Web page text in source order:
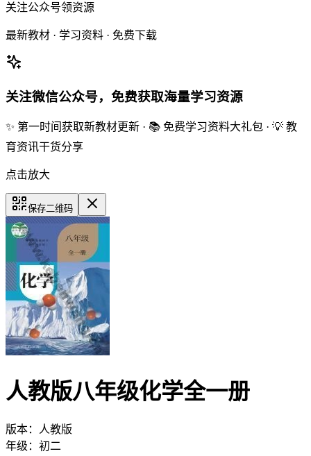
关注公众号领资源
最新教材 · 学习资料 · 免费下载
关注微信公众号，免费获取海量学习资源
✨ 第一时间获取新教材更新 · 📚 免费学习资料大礼包 · 💡 教
育资讯干货分享
点击放大
保存二维码
人教版八年级化学全一册
版本：
人教版
年级： 初二